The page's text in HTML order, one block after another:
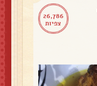
26,786
צפיות